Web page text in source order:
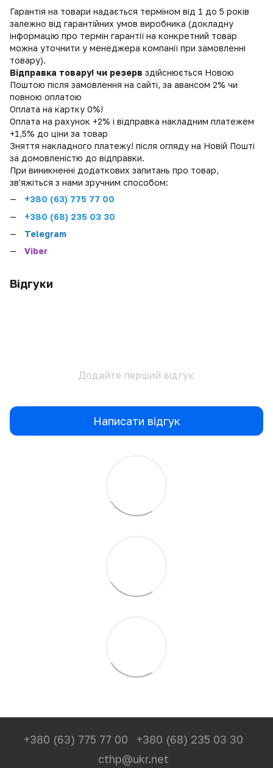
Гарантія на товари надається терміном від 1 до 5 років
залежно від гарантійних умов виробника (докладну
інформацію про термін гарантії на конкретний товар
можна уточнити у менеджера компанії при замовленні
товару).
Відправка товару! чи резерв здійснюється Новою
Поштою після замовлення на сайті, за авансом 2% чи
повною оплатою
Оплата на картку 0%!
Оплата на рахунок +2% і відправка накладним платежем
+1,5% до ціни за товар
Зняття накладного платежу! після огляду на Новій Пошті
за домовленістю до відправки.
При виникненні додаткових запитань про товар,
зв'яжіться з нами зручним способом:
+380 (63) 775 77 00
+380 (68) 235 03 30
Telegram
Viber
Відгуки
Додайте перший відгук
Написати відгук
+380 (63) 775 77 00
+380 (68) 235 03 30
cthp@ukr.net